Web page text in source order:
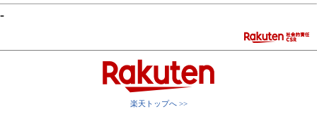
-
楽天トップへ >>